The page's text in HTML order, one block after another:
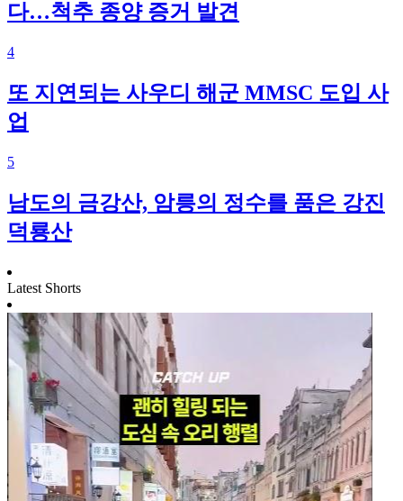
다…척추 종양 증거 발견
4
또 지연되는 사우디 해군 MMSC 도입 사
업
5
남도의 금강산, 암릉의 정수를 품은 강진
덕룡산
Latest Shorts